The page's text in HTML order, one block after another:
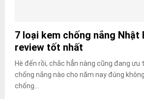
7 loại kem chống nắng Nhật
review tốt nhất
Hè đến rồi, chắc hẳn nàng cũng đang ưu
chống nắng nào cho năm nay đúng
chống...